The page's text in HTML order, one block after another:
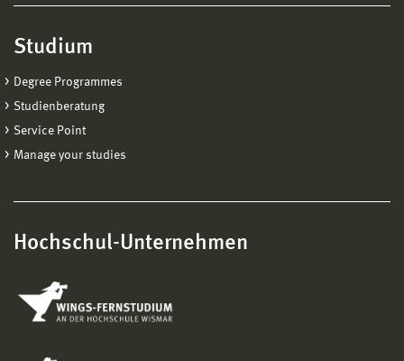
Studium
Degree Programmes
Studienberatung
Service Point
Manage your studies
Hochschul-Unternehmen